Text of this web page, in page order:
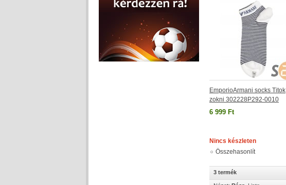
EmporioArmani socks Titok
zokni 302228P292-0010
6 999 Ft
Nincs készleten
Összehasonlít
3 termék